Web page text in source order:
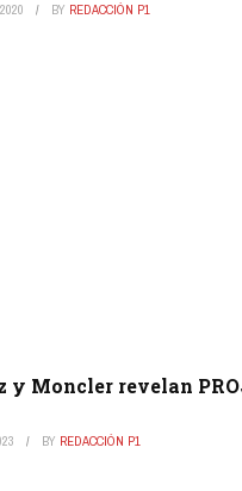
BY REDACCIÓN P1
y Moncler revelan
BY REDACCIÓN P1